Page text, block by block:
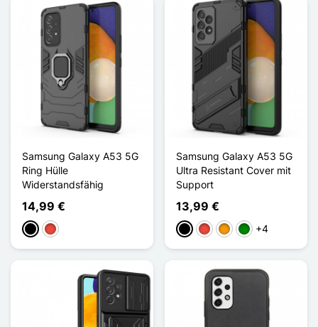
Samsung Galaxy A53 5G
Ring Hülle
Widerstandsfähig
14,99 €
Schwarz
Rot
Samsung Galaxy A53 5G
Ultra Resistant Cover mit
Support
13,99 €
Schwarz
Rot Orange
Grün+4